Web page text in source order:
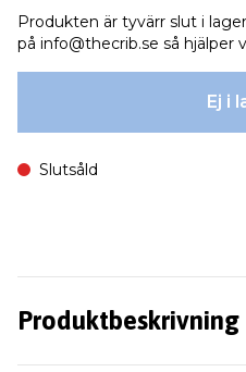
Produkten är tyvärr slut i
på info@thecrib.se så hjälper
Ej i
Slutsåld
Produktbeskrivning